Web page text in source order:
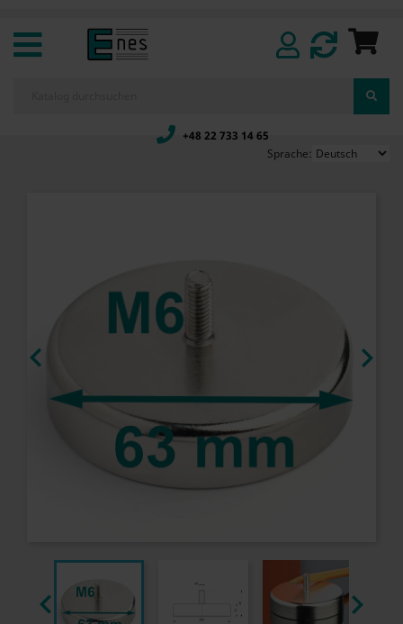
+48 22 733 14 65
Sprache:
 
 